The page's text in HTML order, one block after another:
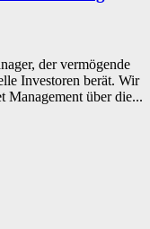
der vermögende
Investoren berät. Wir
Management über die...